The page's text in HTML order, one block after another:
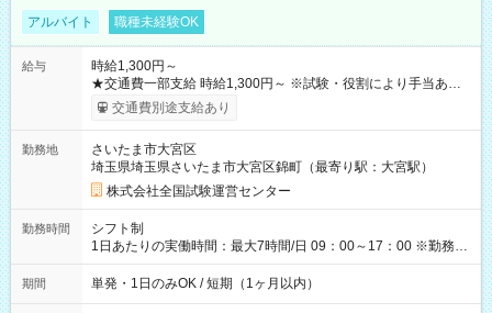
アルバイト 職種未経験OK
給与
時給1,300円～
★交通費一部支給 時給1,300円～ ※試験・役割により手当あり
※勤務回数により昇給あり 【即給（前払い）オプションあ
り！】 希望される場合、勤務から1週間ほどで給与の一部を受け
例】 ・河合塾模擬試験 8:30～17:30（休憩1時間） 時給1,300円
×8時間＝日収10,400円＋交通費 ※当日の役割により時給＋100
円の場合あり ・国家試験 7:00～13:30（休憩なし） 時給1,300
円（役割手当＋100円）×6時間＝日収8,400円＋交通費 【試用期
間】試用期間なし
交通費別途支給あり
勤務地
さいたま市大宮区
埼玉県埼玉県さいたま市大宮区錦町（最寄り駅：大宮駅）
株式会社全国試験運営センター
勤務時間
シフト制
1日あたりの実働時間：最大7時間/日 09：00～17：00 ※勤務時
間は 試験により異なります。
期間 単発・1日のみOK / 短期（1ヶ月以内）